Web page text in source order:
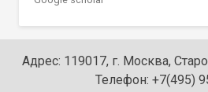
Адрес: 119017, г. Москва,
Телефон: +7(495)